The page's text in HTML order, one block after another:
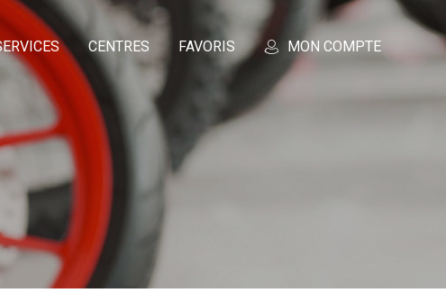
CENTRES FAVORIS MON COMPTE